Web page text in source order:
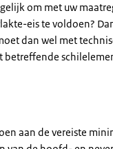
om met uw
eis te voldoen?
dan wel met
aan de vereiste